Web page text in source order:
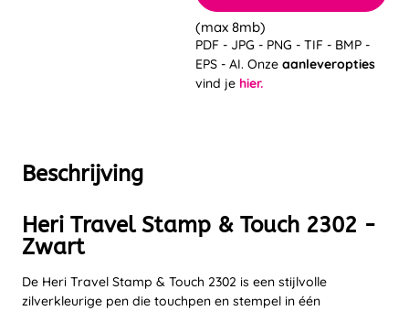
Beschrijving
Heri Travel Stamp & Touch 2302 -
Zwart
De Heri Travel Stamp & Touch 2302 is een stijlvolle
zilverkleurige pen die touchpen en stempel in één
(max 8mb)
PDF - JPG - PNG - TIF - BMP -
EPS - AI. Onze aanleveropties
vind je hier.